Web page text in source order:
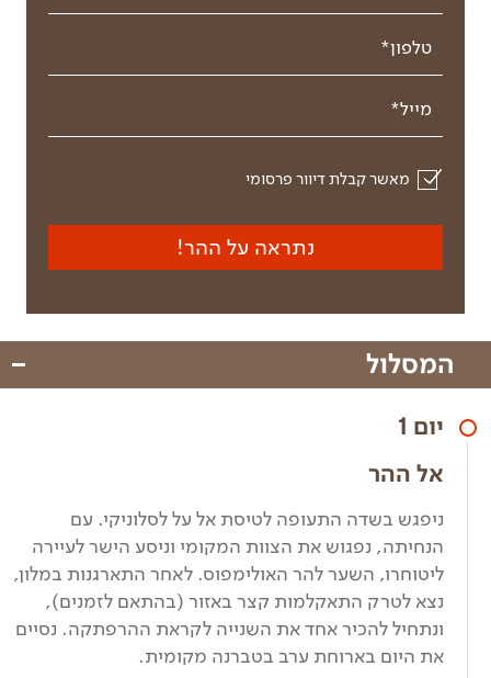
טלפון*
מייל*
מאשר קבלת דיוור פרסומי
נתראה על ההר!
המסלול
יום 1
אל ההר
ניפגש בשדה התעופה לטיסת אל על לסלוניקי. עם
הנחיתה, נפגוש את הצוות המקומי וניסע הישר לעיירה
ליטוחרו, השער להר האולימפוס. לאחר התארגנות במלון,
נצא לטרק התאקלמות קצר באזור (בהתאם לזמנים),
ונתחיל להכיר אחד את השנייה לקראת ההרפתקה. נסיים
את היום בארוחת ערב בטברנה מקומית.